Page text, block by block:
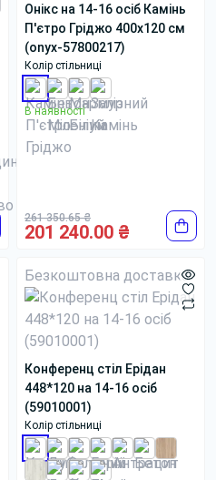
Онікс на 14-16 осіб Камінь
П'єтро Гріджо 400x120 см
(onyx-57800217)
Колір стільниці
В наявності
261 350.65 ₴
201 240.00 ₴
Безкоштовна доставка
Конференц стіл Ерідан
448*120 на 14-16 осіб
(59010001)
Колір стільниці